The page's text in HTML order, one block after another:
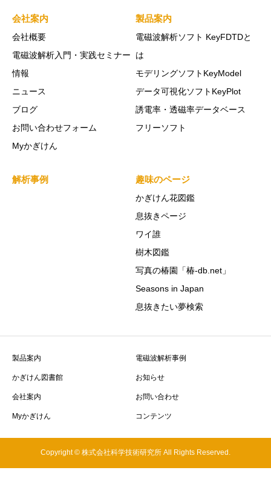
会社案内
会社概要
電磁波解析入門・実践セミナー
情報
ニュース
ブログ
お問い合わせフォーム
Myかぎけん
製品案内
電磁波解析ソフト KeyFDTDと
は
モデリングソフトKeyModel
データ可視化ソフトKeyPlot
誘電率・透磁率データベース
フリーソフト
解析事例 趣味のページ
かぎけん花図鑑
息抜きページ
ワイ誰
樹木図鑑
写真の椿園「椿-db.net」
Seasons in Japan
息抜きたい夢検索
製品案内 電磁波解析事例
かぎけん図書館 お知らせ
会社案内 お問い合わせ
Myかぎけん コンテンツ
Copyright © 株式会社科学技術研究所 All Rights Reserved.